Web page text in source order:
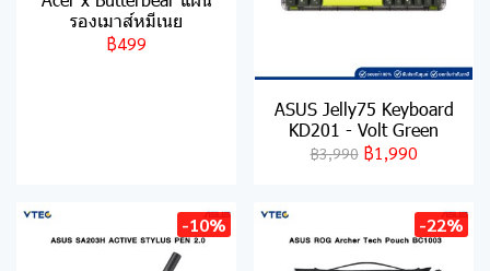
รองเมาส์หมีเนย
฿499
ASUS Jelly75 Keyboard
KD201 - Volt Green
฿3,990 ฿1,990
-10% -22%